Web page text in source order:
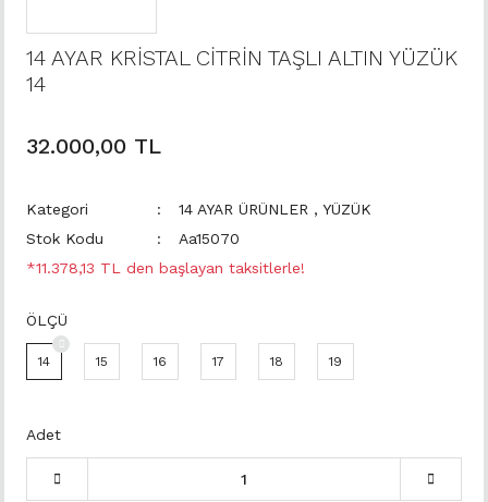
14 AYAR KRİSTAL CİTRİN TAŞLI ALTIN YÜZÜK
14
32.000,00 TL
Kategori 14 AYAR ÜRÜNLER , YÜZÜK
Stok Kodu
Aa15070
*11.378,13 TL den başlayan taksitlerle!
ÖLÇÜ
14 15 16 17 18 19
Adet